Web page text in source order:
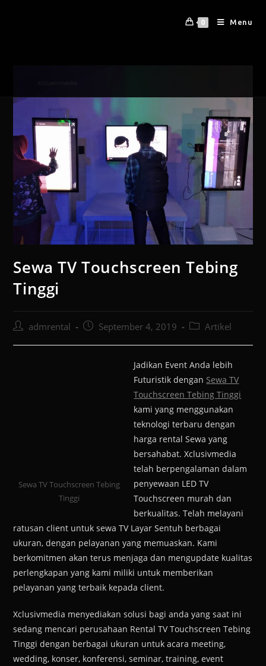
0 Menu
Sewa TV Touchscreen Tebing
Tinggi
admrental September 4, 2019 Artikel
Sewa TV Touchscreen Tebing
Tinggi
Jadikan Event Anda lebih
Futuristik dengan Sewa TV
Touchscreen Tebing Tinggi
kami yang menggunakan
teknologi terbaru dengan
harga rental Sewa yang
bersahabat. Xclusivmedia
telah berpengalaman dalam
penyewaan LED TV
Touchscreen murah dan
berkualitas. Telah melayani
ratusan client untuk sewa TV Layar Sentuh berbagai
ukuran, dengan pelayanan yang memuaskan. Kami
berkomitmen akan terus menjaga dan mengupdate kualitas
perlengkapan yang kami miliki untuk memberikan
pelayanan yang terbaik kepada client.
Xclusivmedia menyediakan solusi bagi anda yang saat ini
sedang mencari perusahaan Rental TV Touchscreen Tebing
Tinggi dengan berbagai ukuran untuk acara meeting,
wedding, konser, konferensi, seminar, training, event